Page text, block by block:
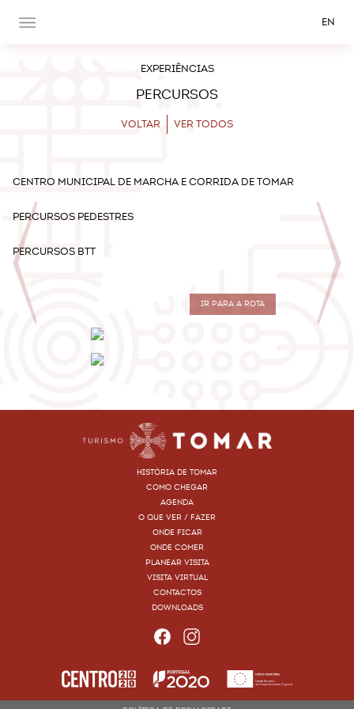
EN
EXPERIÊNCIAS
PERCURSOS
VOLTAR VER TODOS
CENTRO MUNICIPAL DE MARCHA E CORRIDA DE TOMAR
PERCURSOS PEDESTRES
PERCURSOS BTT
IR PARA A ROTA
HISTÓRIA DE TOMAR
COMO CHEGAR
AGENDA
O QUE VER / FAZER
ONDE FICAR
ONDE COMER
PLANEAR VISITA
VISITA VIRTUAL
CONTACTOS
DOWNLOADS